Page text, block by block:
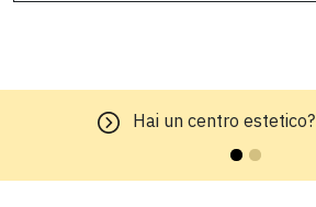
Hai un centro estetico?